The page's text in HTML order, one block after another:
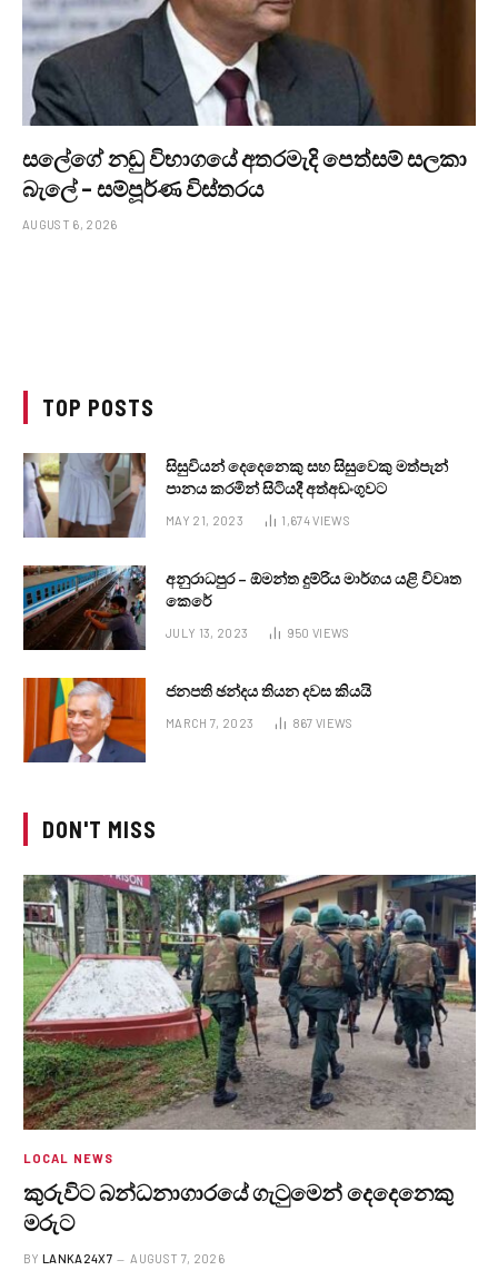
සලේගේ නඩු විභාගයේ අතරමැදි පෙත්සම් සලකා
බැලේ – සම්පූර්ණ විස්තරය
AUGUST 6, 2026
TOP POSTS
සිසුවියන් දෙදෙනෙකු සහ සිසුවෙකු මත්පැන්
පානය කරමින් සිටියදී අත්අඩංගුවට
MAY 21, 2023 1,674VIEWS
අනුරාධපුර – ඕමන්ත දුම්රිය මාර්ගය යළි විවෘත
කෙරේ
JULY 13, 2023 950 VIEWS
ජනපති ඡන්දය තියන දවස කියයි
MARCH 7, 2023 867 VIEWS
DON'T MISS
LOCAL NEWS
කුරුවිට බන්ධනාගාරයේ ගැටුමෙන් දෙදෙනෙකු
මරුට
BY LANKA24X7 AUGUST 7, 2026